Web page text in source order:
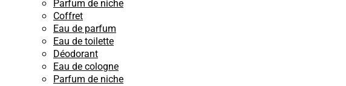
Parfum de niche
Coffret
Eau de parfum
Eau de toilette
Déodorant
Eau de cologne
Parfum de niche